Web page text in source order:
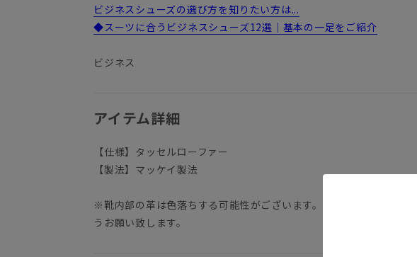
ビジネスシューズの選び方を知りたい方は...
◆スーツに合うビジネスシューズ12選｜基本の一足をご紹介
ビジネス
アイテム詳細
【仕様】タッセルローファー
【製法】マッケイ製法
※靴内部の革は色落ちする可能性がございます。薄い色のソックス
うお願い致します。